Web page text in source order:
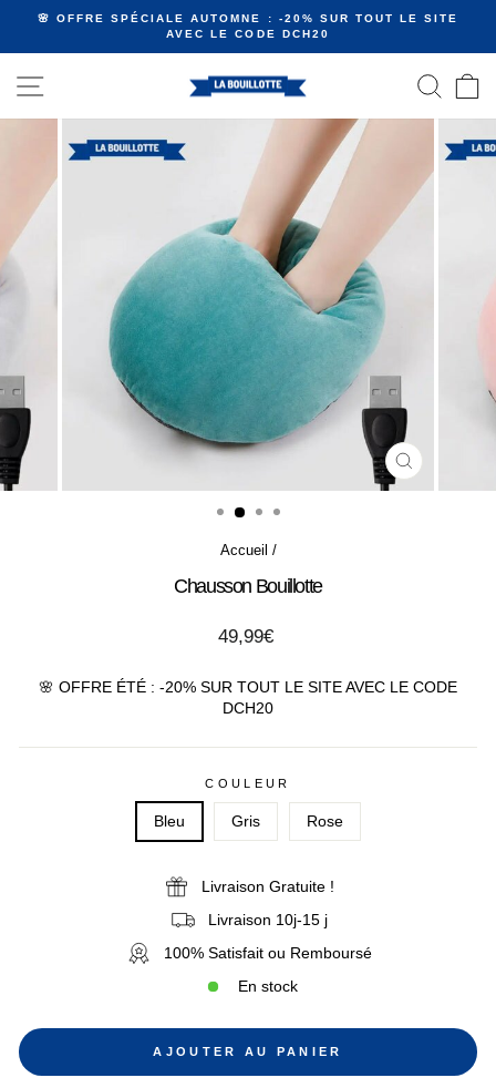
Passer
contenu
Diaporama
🌸 OFFRE SPÉCIALE AUTOMNE : -20% SUR TOUT LE SITE
AVEC LE CODE DCH20
FERMER
(ESC)
Accueil /
Chausson Bouillotte
Prix
49,99€
🌸 OFFRE ÉTÉ : -20% SUR TOUT LE SITE AVEC LE CODE
DCH20
COULEUR
Bleu Gris Rose
Livraison Gratuite !
Livraison 10j-15 j
100% Satisfait ou Remboursé
En stock
AJOUTER AU PANIER